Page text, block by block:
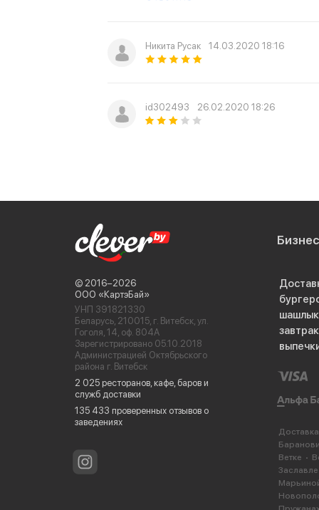
Никита Русак 14.03.2020 18:16
id302493 26.02.2020 18:26
© 2016−2026
ООО «КартэБай»
УНП 391821330
Беларусь, 210015, г. Витебск, ул.
Гоголя, 14, оф. 804А
Зарегистрировано 05.10.2018
Администрацией Октябрьского
района г. Витебск
2 025 ресторанов, кафе, баров и
служб доставки
135 433 проверенных отзывов о
заведениях
Ветке
Заславле